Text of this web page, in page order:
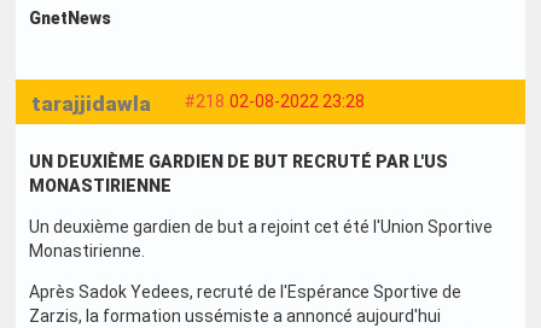
GnetNews
#218 02-08-2022 23:28
tarajjidawla
UN DEUXIÈME GARDIEN DE BUT RECRUTÉ PAR L'US
MONASTIRIENNE
Un deuxième gardien de but a rejoint cet été l'Union Sportive
Monastirienne.
Après Sadok Yedees, recruté de l'Espérance Sportive de
Zarzis, la formation ussémiste a annoncé aujourd'hui